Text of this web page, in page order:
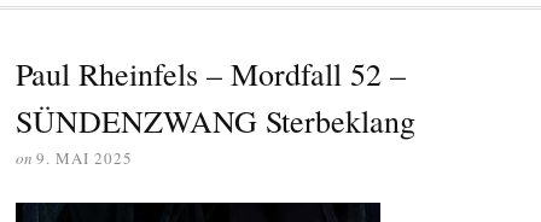
Paul Rheinfels – Mordfall 52 –
SÜNDENZWANG Sterbeklang
on 9. MAI 2025